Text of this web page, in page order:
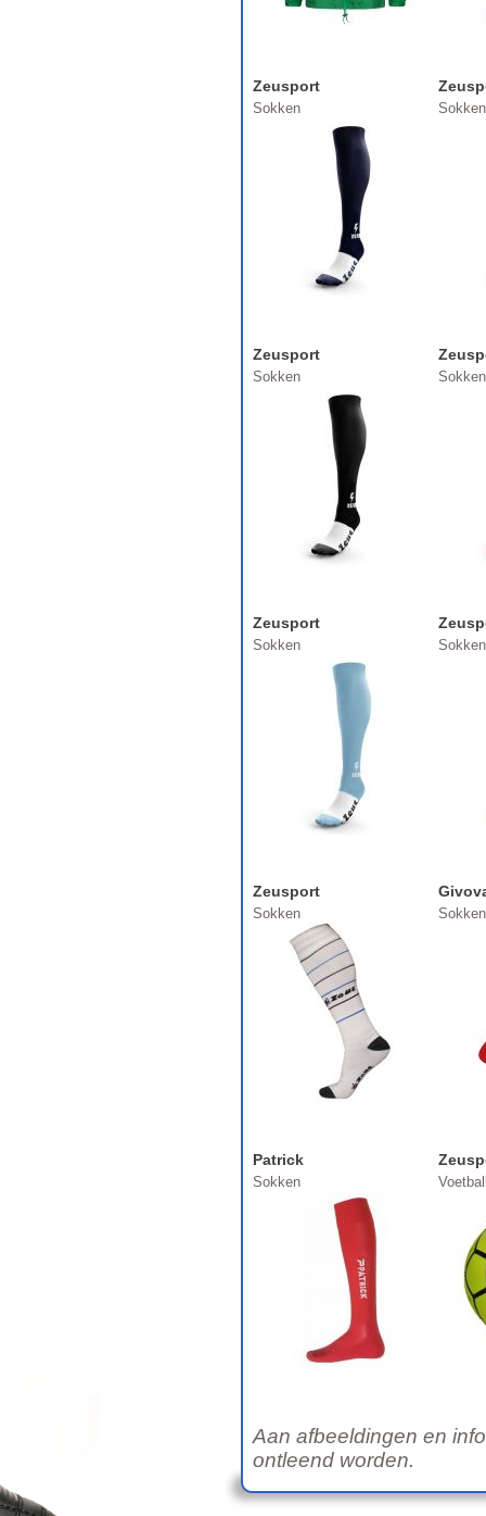
Zeusport
Sokken Sokken
Zeusport
Sokken Sokken
Zeusport
Sokken Sokken
Zeusport
Sokken Sokken
Patrick
Sokken
Aan afbeeldingen en
ontleend worden.